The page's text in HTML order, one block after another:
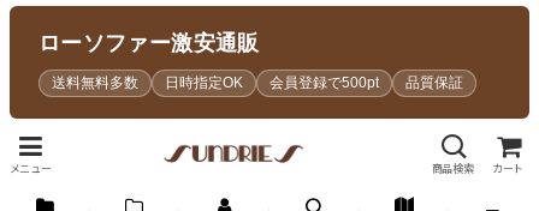
ローソファー激安通販
送料無料多数 日時指定OK 会員登録で500pt 品質保証
メニュー 商品検索 カート